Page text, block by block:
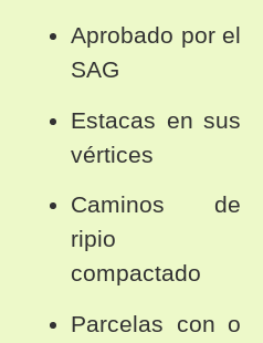
Aprobado por el
SAG
Estacas en sus
vértices
Caminos de
ripio
compactado
Parcelas con o